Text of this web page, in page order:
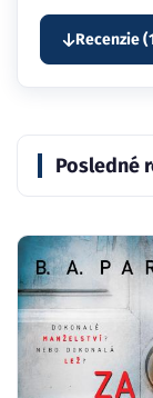
Recenzie
Posledné